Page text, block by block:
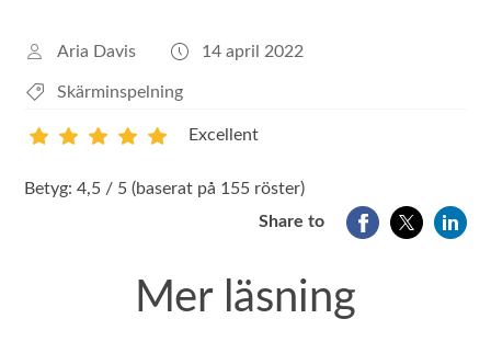
Aria Davis 14 april 2022
Skärminspelning
Excellent
Betyg: 4,5 / 5 (baserat på 155 röster)
Share to
Mer läsning